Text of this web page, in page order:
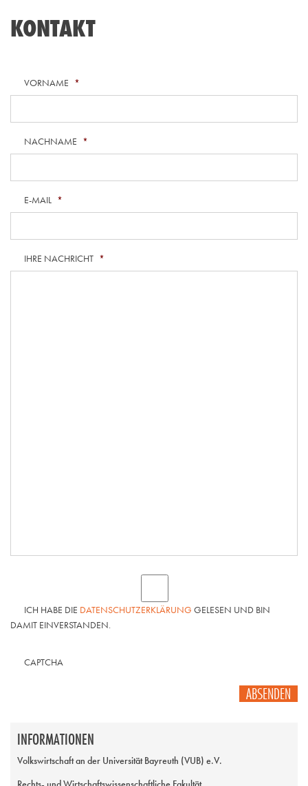
KONTAKT
INFORMATIONEN
Volkswirtschaft an der Universität Bayreuth (VUB) e.V.
VORNAME *
NACHNAME *
E-MAIL *
IHRE NACHRICHT *
ICH HABE DIE DATENSCHUTZERKLÄRUNG GELESEN UND BIN
DAMIT EINVERSTANDEN.
CAPTCHA
ABSENDEN